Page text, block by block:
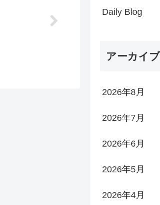
Daily Blog
アーカイブ
2026年8月
2026年7月
2026年6月
2026年5月
2026年4月